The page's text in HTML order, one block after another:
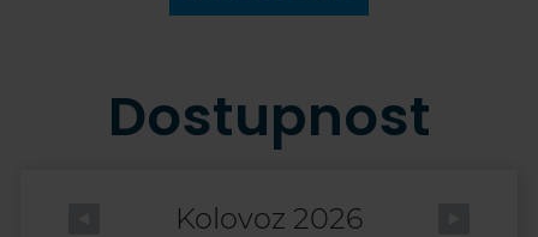
Dostupnost
Kolovoz 2026